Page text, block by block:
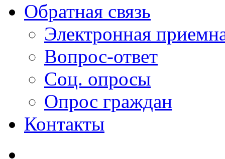
Обратная связь
Электронная
Вопрос-ответ
Соц. опросы
Опрос граждан
Контакты